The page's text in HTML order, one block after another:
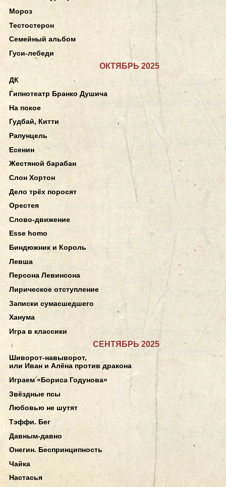
Мороз
Тестостерон
Семейный альбом
Гуси-лебеди
ОКТЯБРЬ 2025
ДК
Гипнотеатр Бранко Душича
На покое
Гудбай, Китти
Рапунцель
Есенин
Жестяной барабан
Слон Хортон
Дело трёх поросят
Орестея
Слово-движение
Esse homo
Биндюжник и Король
Левша
Персона Левинсона
Лирическое отступление
Записки сумасшедшего
Ханума
Игра в классики
СЕНТЯБРЬ 2025
Шиворот-навыворот,
или Иван и Алёна против дракона
Играем «Бориса Годунова»
Звёздные псы
Любовью не шутят
Тэффи. Бег
Давным-давно
Онегин. Беспринципность
Чайка
Настасья